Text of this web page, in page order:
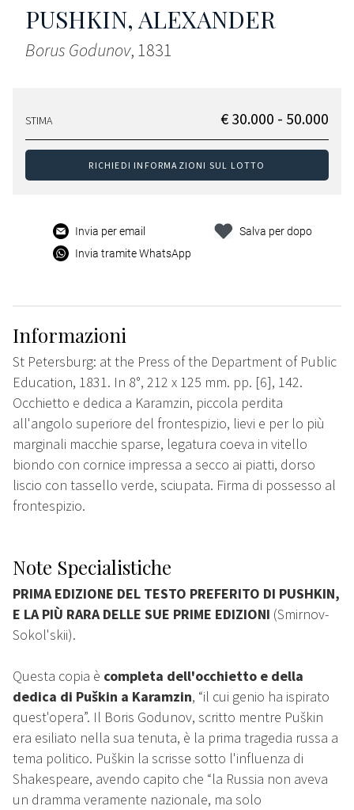
PUSHKIN, ALEXANDER
Borus Godunov, 1831
STIMA € 30.000 - 50.000
RICHIEDI INFORMAZIONI SUL LOTTO
Invia per email
Invia tramite WhatsApp
Salva per dopo
Informazioni
St Petersburg: at the Press of the Department of Public
Education, 1831. In 8°, 212 x 125 mm. pp. [6], 142.
Occhietto e dedica a Karamzin, piccola perdita
all'angolo superiore del frontespizio, lievi e per lo più
marginali macchie sparse, legatura coeva in vitello
biondo con cornice impressa a secco ai piatti, dorso
liscio con tassello verde, sciupata. Firma di possesso al
frontespizio.
Note Specialistiche
PRIMA EDIZIONE DEL TESTO PREFERITO DI PUSHKIN,
E LA PIÙ RARA DELLE SUE PRIME EDIZIONI (Smirnov-
Sokol'skii).
Questa copia è completa dell'occhietto e della
dedica di Puškin a Karamzin, “il cui genio ha ispirato
quest'opera”. Il Boris Godunov, scritto mentre Puškin
era esiliato nella sua tenuta, è la prima tragedia russa a
tema politico. Puškin la scrisse sotto l'influenza di
Shakespeare, avendo capito che “la Russia non aveva
un dramma veramente nazionale, ma solo